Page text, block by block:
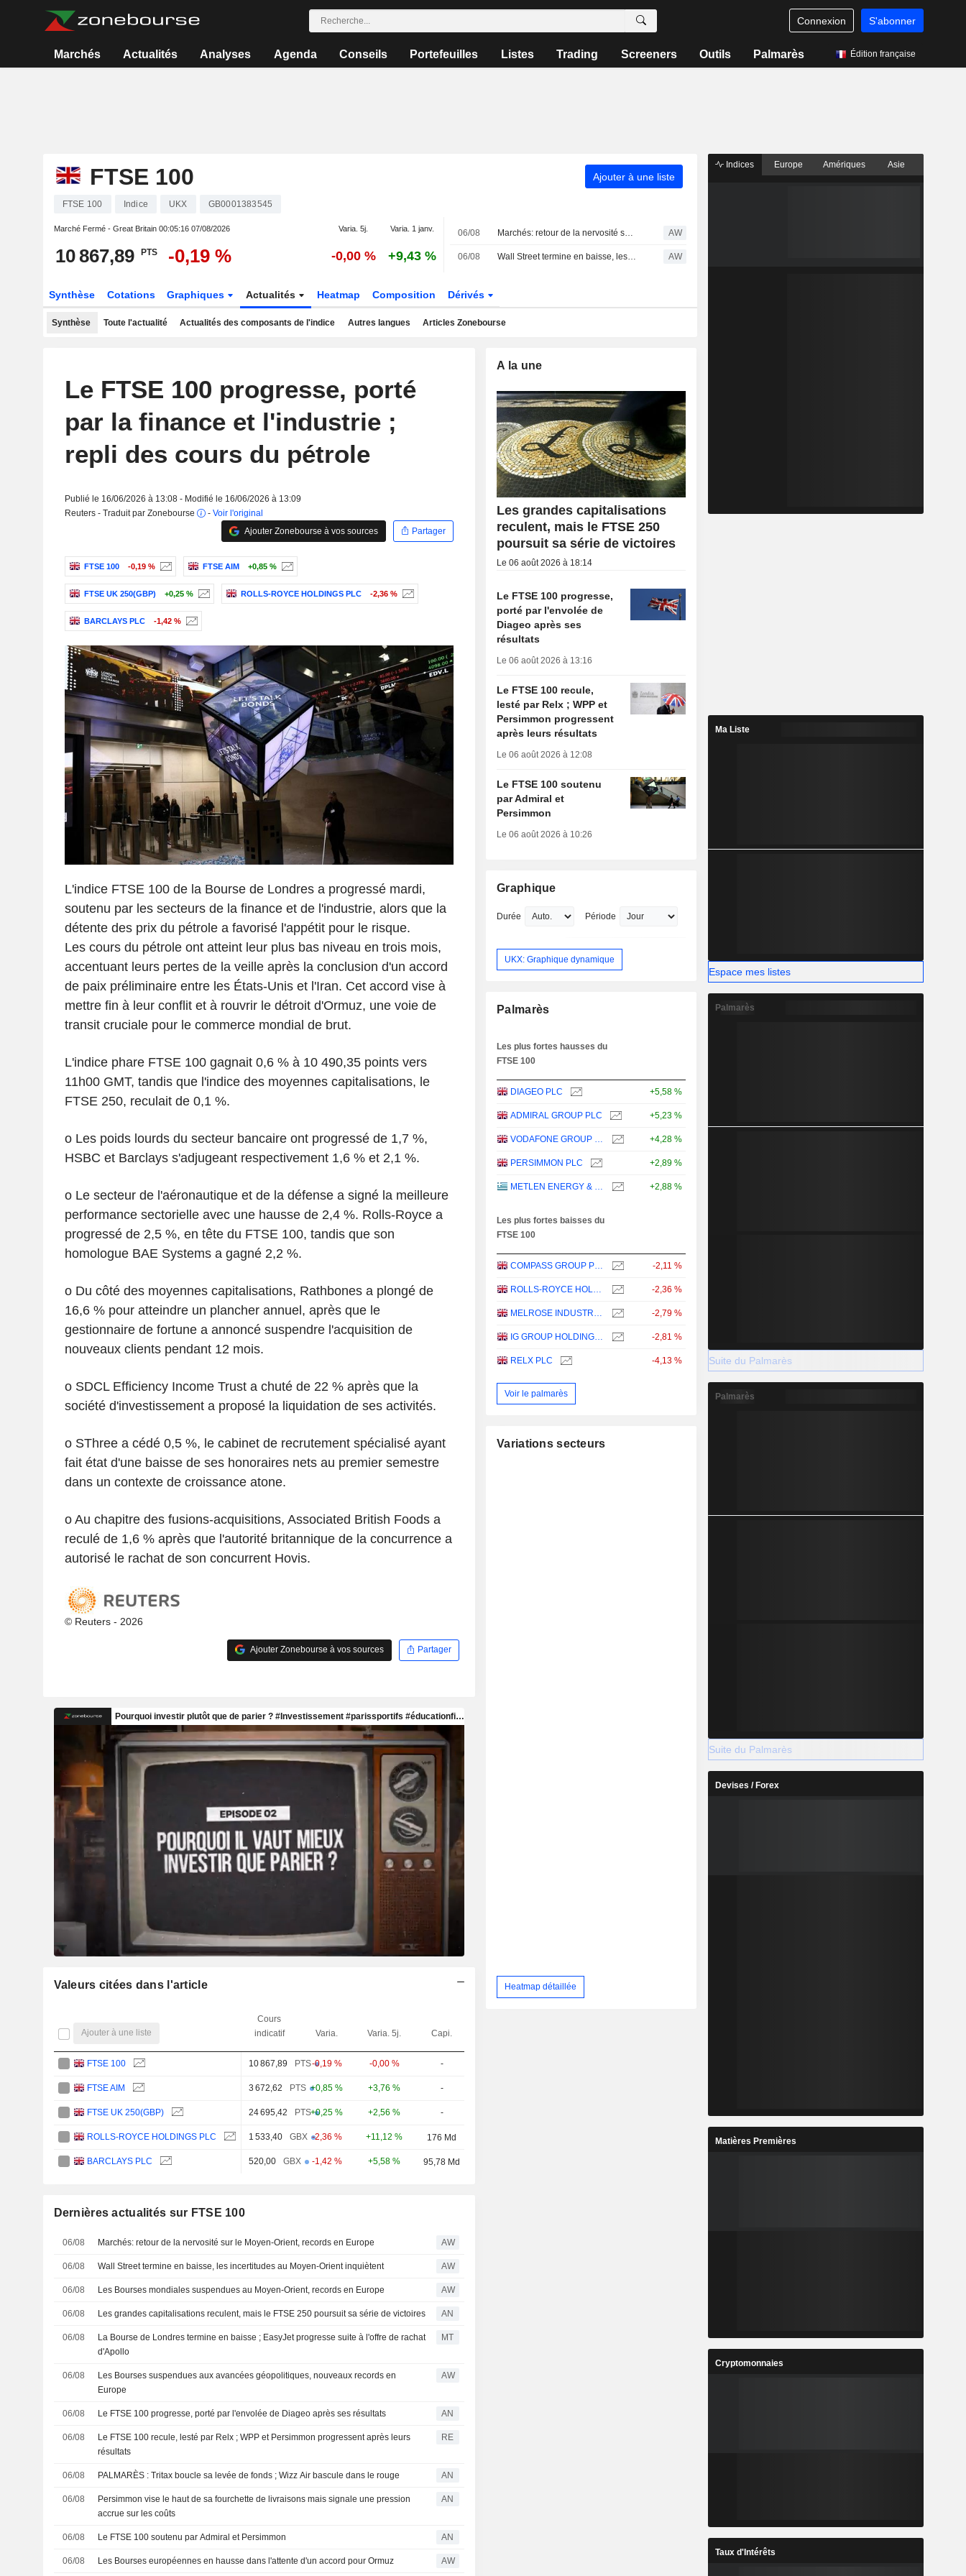
Connexion S'abonner
Marchés Actualités Analyses Agenda Conseils Portefeuilles Listes Trading Screeners Outils Palmarès Édition française
FTSE 100 Ajouter à une liste
FTSE 100 Indice UKX GB0001383545
Marché Fermé - Great Britain 00:05:16 07/08/2026 Varia. 5j. Varia. 1 janv.
10 867,89 PTS -0,19 % -0,00 % +9,43 %
06/08 Marchés: retour de la nervosité sur le Moyen-Orient, records en Europe AW
06/08 Wall Street termine en baisse, les incertitudes au Moyen-Orient inquiètent AW
Synthèse Cotations Graphiques Actualités Heatmap Composition Dérivés
Synthèse Toute l'actualité Actualités des composants de l'indice Autres langues Articles Zonebourse
Le FTSE 100 progresse, porté
par la finance et l'industrie ;
repli des cours du pétrole
Publié le 16/06/2026 à 13:08 - Modifié le 16/06/2026 à 13:09
Reuters - Traduit par Zonebourse
- Voir l'original
Ajouter Zonebourse à vos sources
Partager
FTSE 100 -0,19 % FTSE AIM +0,85 %
FTSE UK 250(GBP) +0,25 % ROLLS-ROYCE HOLDINGS PLC -2,36 %
BARCLAYS PLC -1,42 %
L'indice FTSE 100 de la Bourse de Londres a progressé mardi,
soutenu par les secteurs de la finance et de l'industrie, alors que la
détente des prix du pétrole a favorisé l'appétit pour le risque.
Les cours du pétrole ont atteint leur plus bas niveau en trois mois,
accentuant leurs pertes de la veille après la conclusion d'un accord
de paix préliminaire entre les États-Unis et l'Iran. Cet accord vise à
mettre fin à leur conflit et à rouvrir le détroit d'Ormuz, une voie de
transit cruciale pour le commerce mondial de brut.
L'indice phare FTSE 100 gagnait 0,6 % à 10 490,35 points vers
11h00 GMT, tandis que l'indice des moyennes capitalisations, le
FTSE 250, reculait de 0,1 %.
o Les poids lourds du secteur bancaire ont progressé de 1,7 %,
HSBC et Barclays s'adjugeant respectivement 1,6 % et 2,1 %.
o Le secteur de l'aéronautique et de la défense a signé la meilleure
performance sectorielle avec une hausse de 2,4 %. Rolls-Royce a
progressé de 2,5 %, en tête du FTSE 100, tandis que son
homologue BAE Systems a gagné 2,2 %.
o Du côté des moyennes capitalisations, Rathbones a plongé de
16,6 % pour atteindre un plancher annuel, après que le
gestionnaire de fortune a annoncé suspendre l'acquisition de
nouveaux clients pendant 12 mois.
o SDCL Efficiency Income Trust a chuté de 22 % après que la
société d'investissement a proposé la liquidation de ses activités.
o SThree a cédé 0,5 %, le cabinet de recrutement spécialisé ayant
fait état d'une baisse de ses honoraires nets au premier semestre
dans un contexte de croissance atone.
o Au chapitre des fusions-acquisitions, Associated British Foods a
reculé de 1,6 % après que l'autorité britannique de la concurrence a
autorisé le rachat de son concurrent Hovis.
© Reuters - 2026
Ajouter Zonebourse à vos sources Partager
Valeurs citées dans l'article
Ajouter à une liste
Cours
indicatif
Varia. Varia. 5j. Capi.
FTSE 100 10 867,89 PTS-0,19 % -0,00 % -
FTSE AIM 3 672,62 PTS +0,85 % +3,76 % -
FTSE UK 250(GBP) 24 695,42 PTS+0,25 % +2,56 % -
ROLLS-ROYCE HOLDINGS PLC 1 533,40 GBX -2,36 % +11,12 % 176 Md
BARCLAYS PLC 520,00 GBX -1,42 % +5,58 % 95,78 Md
Dernières actualités sur FTSE 100
06/08 Marchés: retour de la nervosité sur le Moyen-Orient, records en Europe AW
06/08 Wall Street termine en baisse, les incertitudes au Moyen-Orient inquiètent AW
06/08 Les Bourses mondiales suspendues au Moyen-Orient, records en Europe AW
06/08 Les grandes capitalisations reculent, mais le FTSE 250 poursuit sa série de victoires AN
06/08
La Bourse de Londres termine en baisse ; EasyJet progresse suite à l'offre de rachat
d'Apollo
MT
06/08
Les Bourses suspendues aux avancées géopolitiques, nouveaux records en
Europe
AW
06/08 Le FTSE 100 progresse, porté par l'envolée de Diageo après ses résultats AN
06/08
Le FTSE 100 recule, lesté par Relx ; WPP et Persimmon progressent après leurs
résultats
RE
06/08 PALMARÈS : Tritax boucle sa levée de fonds ; Wizz Air bascule dans le rouge AN
06/08
Persimmon vise le haut de sa fourchette de livraisons mais signale une pression
accrue sur les coûts
AN
06/08 Le FTSE 100 soutenu par Admiral et Persimmon AN
06/08 Les Bourses européennes en hausse dans l'attente d'un accord pour Ormuz AW
A la une
Les grandes capitalisations
reculent, mais le FTSE 250
poursuit sa série de victoires
Le 06 août 2026 à 18:14
Le FTSE 100 progresse,
porté par l'envolée de
Diageo après ses
résultats
Le 06 août 2026 à 13:16
Le FTSE 100 recule,
lesté par Relx ; WPP et
Persimmon progressent
après leurs résultats
Le 06 août 2026 à 12:08
Le FTSE 100 soutenu
par Admiral et
Persimmon
Le 06 août 2026 à 10:26
Graphique
Durée Période
UKX: Graphique dynamique
Palmarès
Les plus fortes hausses du
FTSE 100
DIAGEO PLC +5,58 %
ADMIRAL GROUP PLC +5,23 %
VODAFONE GROUP PLC +4,28 %
PERSIMMON PLC +2,89 %
METLEN ENERGY & METALS PLC +2,88 %
Les plus fortes baisses du
FTSE 100
COMPASS GROUP PLC -2,11 %
ROLLS-ROYCE HOLDINGS PLC -2,36 %
MELROSE INDUSTRIES PLC -2,79 %
IG GROUP HOLDINGS PLC -2,81 %
RELX PLC -4,13 %
Voir le palmarès
Variations secteurs
Heatmap détaillée
Indices Europe Amériques Asie
Ma Liste
Espace mes listes
Palmarès
Suite du Palmarès
Palmarès
Suite du Palmarès
Devises / Forex
Matières Premières
Cryptomonnaies
Taux d'Intérêts